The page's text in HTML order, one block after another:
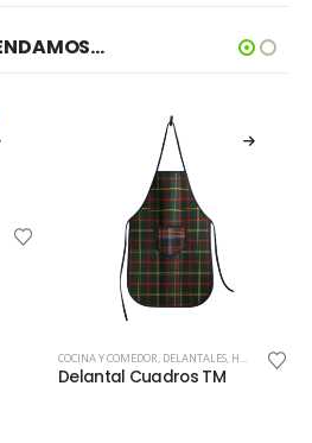
COCINA Y COMEDOR, DELANTALES, HOGAR
Delantal Cuadros TM